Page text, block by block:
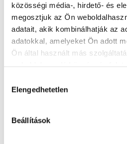
közösségi média-, hirdető- és
megosztjuk az Ön
adatait, akik kombinálhatják az
adatokkal, amelyeket Ön adott
Ön által használt más
kiválasztása
Elengedhetetlen
Beállítások
ZORBA sparhelten sült
street food
+36 20 295 8913
zorbavendeglatas@gmail.com